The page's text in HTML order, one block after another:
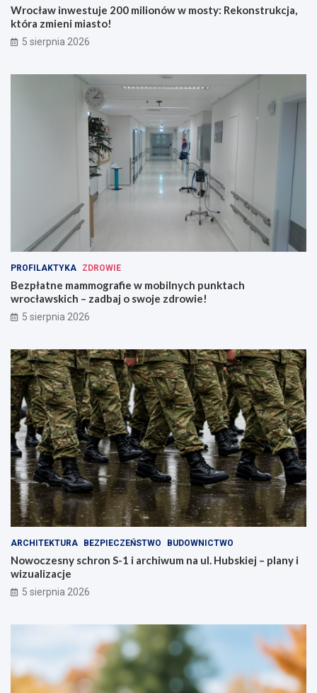
Wrocław inwestuje 200 milionów w mosty: Rekonstrukcja,
która zmieni miasto!
5 sierpnia 2026
PROFILAKTYKA ZDROWIE
Bezpłatne mammografie w mobilnych punktach
wrocławskich – zadbaj o swoje zdrowie!
5 sierpnia 2026
ARCHITEKTURA BEZPIECZEŃSTWO BUDOWNICTWO
Nowoczesny schron S-1 i archiwum na ul. Hubskiej – plany i
wizualizacje
5 sierpnia 2026